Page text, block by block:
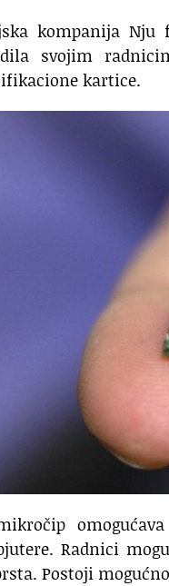
kompanija
svojim
kartice.
Radnici
Postoji